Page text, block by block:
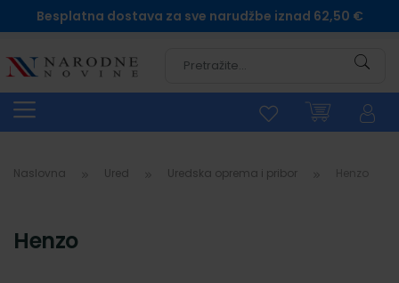
Besplatna dostava za sve narudžbe iznad 62,50 €
Naslovna Ured Uredska oprema i pribor
Henzo